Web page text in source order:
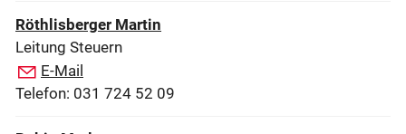
Röthlisberger Martin
Leitung Steuern
E-Mail
Telefon: 031 724 52 09